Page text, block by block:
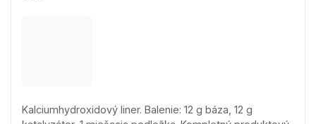
Kalciumhydroxidový liner. Balenie: 12 g báza, 12 g